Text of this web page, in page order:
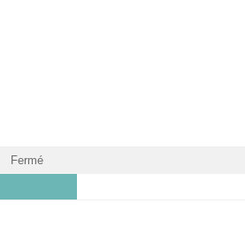
Fermé